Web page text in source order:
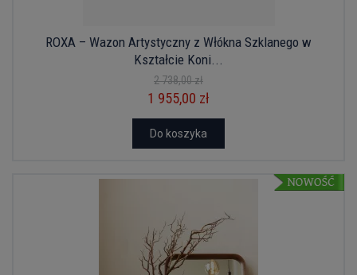
ROXA – Wazon Artystyczny z Włókna Szklanego w
Kształcie Koni...
2 738,00 zł
1 955,00 zł
Do koszyka